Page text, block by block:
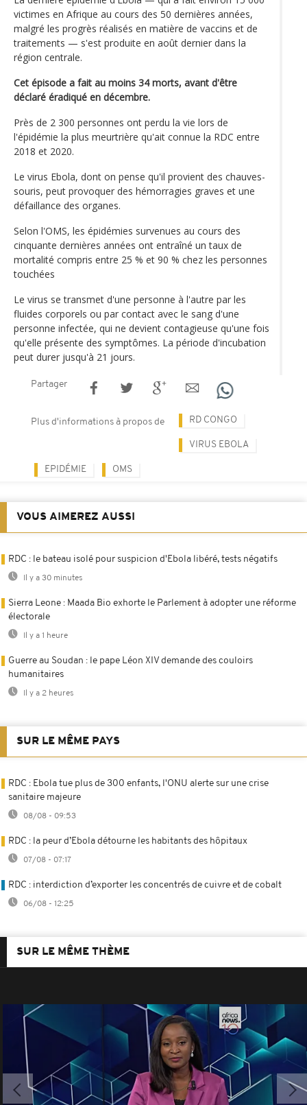
victimes en Afrique au cours des 50 dernières années,
malgré les progrès réalisés en matière de vaccins et de
traitements — s'est produite en août dernier dans la
région centrale.
Cet épisode a fait au moins 34 morts, avant d'être
déclaré éradiqué en décembre.
Près de 2 300 personnes ont perdu la vie lors de
l'épidémie la plus meurtrière qu'ait connue la RDC entre
2018 et 2020.
Le virus Ebola, dont on pense qu'il provient des chauves-
souris, peut provoquer des hémorragies graves et une
défaillance des organes.
Selon l'OMS, les épidémies survenues au cours des
cinquante dernières années ont entraîné un taux de
mortalité compris entre 25 % et 90 % chez les personnes
touchées
Le virus se transmet d'une personne à l'autre par les
fluides corporels ou par contact avec le sang d'une
personne infectée, qui ne devient contagieuse qu'une fois
qu'elle présente des symptômes. La période d'incubation
peut durer jusqu'à 21 jours.
Partager
Plus d'informations à propos de RD CONGO
VIRUS EBOLA
EPIDÉMIE OMS
VOUS AIMEREZ AUSSI
RDC : le bateau isolé pour suspicion d'Ebola libéré, tests négatifs
Il y a 30 minutes
Sierra Leone : Maada Bio exhorte le Parlement à adopter une réforme
électorale
Il y a 1 heure
Guerre au Soudan : le pape Léon XIV demande des couloirs
humanitaires
Il y a 2 heures
SUR LE MÊME PAYS
RDC : Ebola tue plus de 300 enfants, l'ONU alerte sur une crise
sanitaire majeure
08/08 - 09:53
RDC : la peur d’Ebola détourne les habitants des hôpitaux
07/08 - 07:17
RDC : interdiction d’exporter les concentrés de cuivre et de cobalt
06/08 - 12:25
SUR LE MÊME THÈME